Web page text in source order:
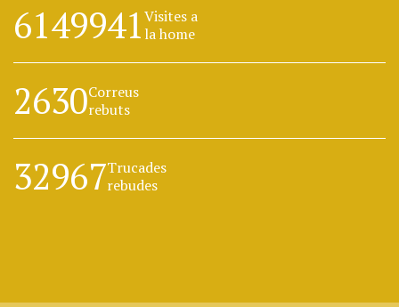
6149941Visites a
la home
2630Correus
rebuts
32967Trucades
rebudes